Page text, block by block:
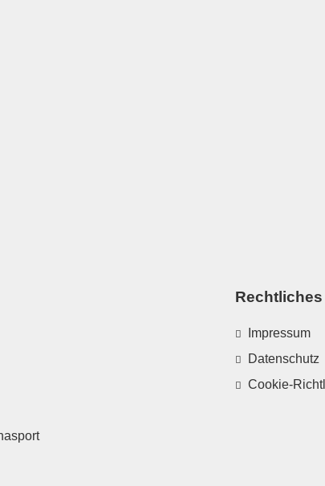
Rechtliches
Impressum
Datenschutz
Cookie-